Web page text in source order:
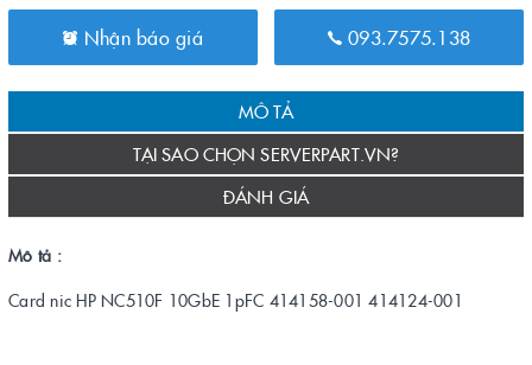
Nhận báo giá 093.7575.138
MÔ TẢ
TẠI SAO CHỌN SERVERPART.VN?
ĐÁNH GIÁ
Mô tả :
Card nic HP NC510F 10GbE 1pFC 414158-001 414124-001